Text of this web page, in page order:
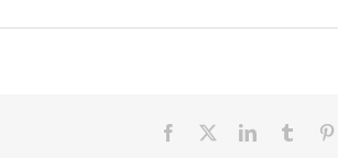
Facebook LinkedInTumblr